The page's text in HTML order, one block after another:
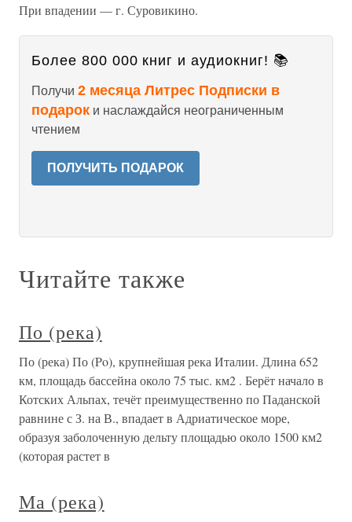
При впадении — г. Суровикино.
Более 800 000 книг и аудиокниг! 📚
Получи 2 месяца Литрес Подписки в
подарок и наслаждайся неограниченным
чтением
ПОЛУЧИТЬ ПОДАРОК
Читайте также
По (река)
По (река) По (Po), крупнейшая река Италии. Длина 652
км, площадь бассейна около 75 тыс. км2 . Берёт начало в
Котских Альпах, течёт преимущественно по Паданской
равнине с З. на В., впадает в Адриатическое море,
образуя заболоченную дельту площадью около 1500 км2
(которая растет в
Ма (река)